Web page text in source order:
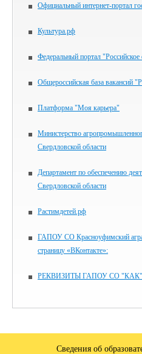
Официальный интернет-портал
Культура.рф
Федеральный портал "Российское
Общероссийская база вакансий
Платформа "Моя карьера"
Министерство
Свердловской области
Департамент по обеспечению
Свердловской области
Растимдетей.рф
ГАПОУ СО Красноуфимский
страницу «ВКонтакте»:
РЕКВИЗИТЫ ГАПОУ СО "КАК"
Сведения об